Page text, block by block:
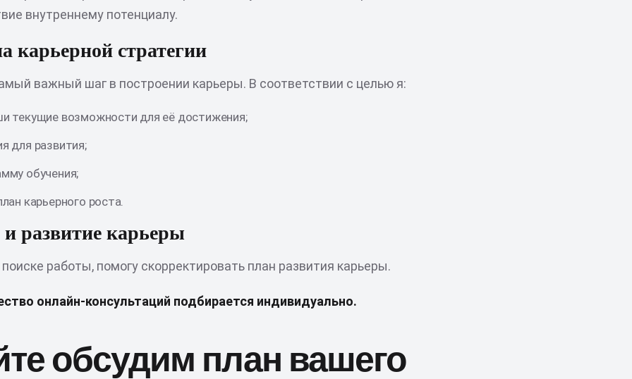
внутреннему потенциалу.
карьерной стратегии
важный шаг в построении карьеры. В соответствии с целью я:
текущие возможности для её достижения;
для развития;
обучения;
карьерного роста.
развитие карьеры
работы, помогу скорректировать план развития карьеры.
онлайн-консультаций подбирается индивидуально.
обсудим план вашего